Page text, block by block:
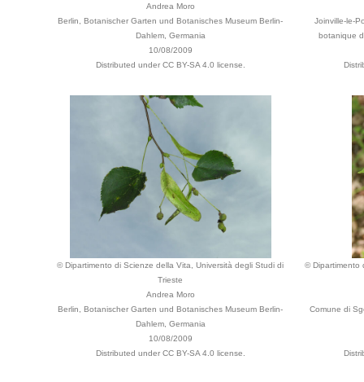
Andrea Moro
Berlin, Botanischer Garten und Botanisches Museum Berlin-
Dahlem, Germania
10/08/2009
Distributed under CC BY-SA 4.0 license.
Joinville-le-
botanique
© Dipartimento di Scienze della Vita, Università degli Studi di
Trieste
Andrea Moro
Berlin, Botanischer Garten und Botanisches Museum Berlin-
Dahlem, Germania
10/08/2009
Distributed under CC BY-SA 4.0 license.
© Dipartimento
Comune di